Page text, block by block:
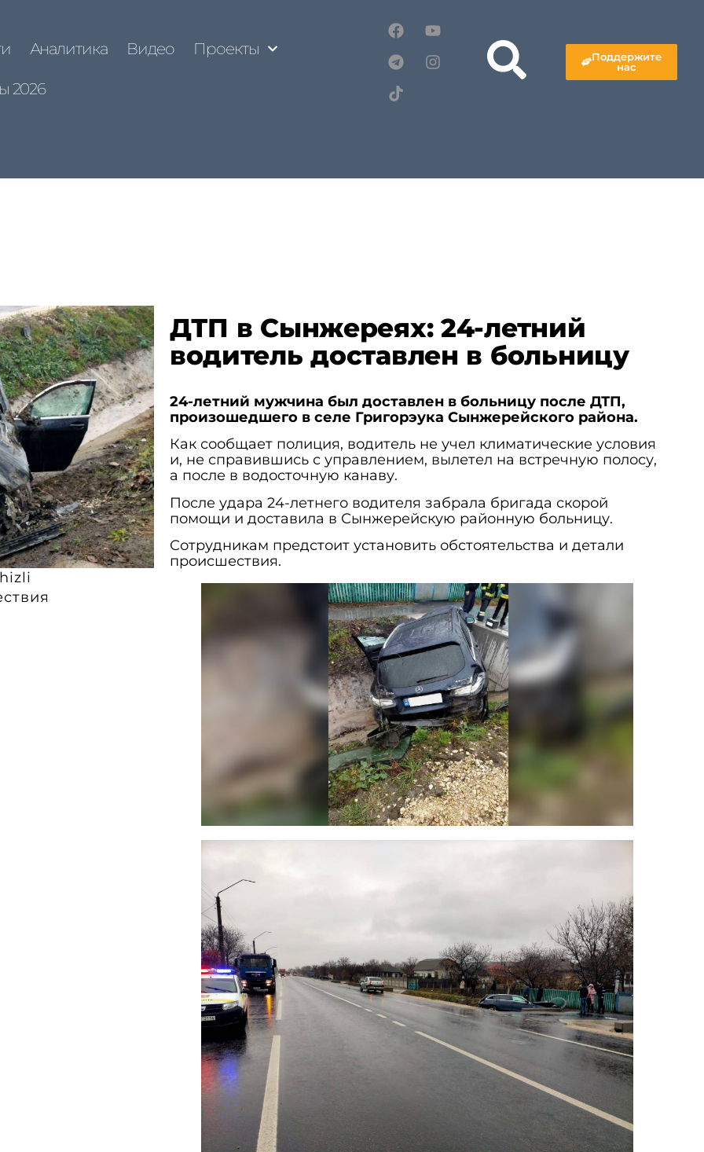
Аналитика Видео Проекты
2026
Поддержите
нас
ДТП в Сынжереях: 24-летний
водитель доставлен в больницу
24-летний мужчина был доставлен в больницу после ДТП,
произошедшего в селе Григорэука Сынжерейского района.
Как сообщает полиция, водитель не учел климатические условия
и, не справившись с управлением, вылетел на встречную полосу,
а после в водосточную канаву.
После удара 24-летнего водителя забрала бригада скорой
помощи и доставила в Сынжерейскую районную больницу.
Сотрудникам предстоит установить обстоятельства и детали
происшествия.